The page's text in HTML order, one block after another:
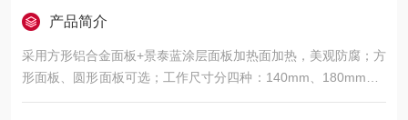
产品简介
采用方形铝合金面板+景泰蓝涂层面板加热面加热，美观防腐；方
形面板、圆形面板可选；工作尺寸分四种：140mm、180mm、2
30mm、280mm；控温范围：室温-380℃；控温精度：±3℃（旋